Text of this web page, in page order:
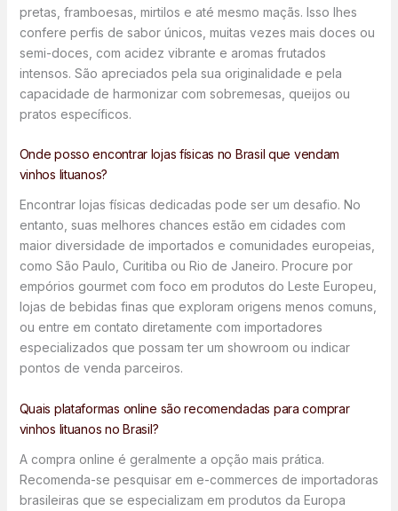
pretas, framboesas, mirtilos e até mesmo maçãs. Isso lhes
confere perfis de sabor únicos, muitas vezes mais doces ou
semi-doces, com acidez vibrante e aromas frutados
intensos. São apreciados pela sua originalidade e pela
capacidade de harmonizar com sobremesas, queijos ou
pratos específicos.
Onde posso encontrar lojas físicas no Brasil que vendam
vinhos lituanos?
Encontrar lojas físicas dedicadas pode ser um desafio. No
entanto, suas melhores chances estão em cidades com
maior diversidade de importados e comunidades europeias,
como São Paulo, Curitiba ou Rio de Janeiro. Procure por
empórios gourmet com foco em produtos do Leste Europeu,
lojas de bebidas finas que exploram origens menos comuns,
ou entre em contato diretamente com importadores
especializados que possam ter um showroom ou indicar
pontos de venda parceiros.
Quais plataformas online são recomendadas para comprar
vinhos lituanos no Brasil?
A compra online é geralmente a opção mais prática.
Recomenda-se pesquisar em e-commerces de importadoras
brasileiras que se especializam em produtos da Europa